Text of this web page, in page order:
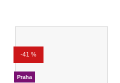
-41 %
Praha